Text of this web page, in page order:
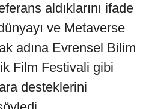
aldıklarını ifade
ve Metaverse
adına Evrensel Bilim
Film Festivali gibi
desteklerini